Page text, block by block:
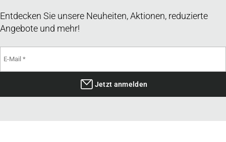
Entdecken Sie unsere Neuheiten, Aktionen, reduzierte
Angebote und mehr!
Jetzt anmelden